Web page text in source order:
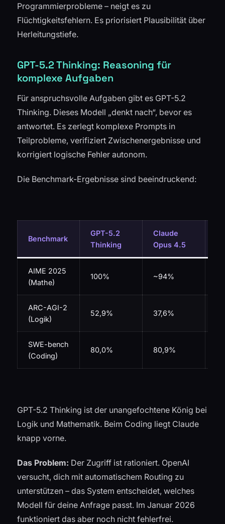
Programmierprobleme – neigt es zu
Flüchtigkeitsfehlern. Es priorisiert Plausibilität über
Herleitungstiefe.
GPT-5.2 Thinking: Reasoning für
komplexe Aufgaben
Für anspruchsvolle Aufgaben gibt es GPT-5.2
Thinking. Dieses Modell „denkt nach“, bevor es
antwortet. Es zerlegt komplexe Prompts in
Teilprobleme, verifiziert Zwischenergebnisse und
korrigiert logische Fehler autonom.
Die Benchmark-Ergebnisse sind beeindruckend:
Benchmark
GPT-5.2
Thinking
Claude
Opus 4.5
AIME 2025
(Mathe)
100% ~94%
ARC-AGI-2
(Logik)
52,9% 37,6%
SWE-bench
(Coding)
80,0% 80,9%
GPT-5.2 Thinking ist der unangefochtene König bei
Logik und Mathematik. Beim Coding liegt Claude
knapp vorne.
Das Problem: Der Zugriff ist rationiert. OpenAI
versucht, dich mit automatischem Routing zu
unterstützen – das System entscheidet, welches
Modell für deine Anfrage passt. Im Januar 2026
funktioniert das aber noch nicht fehlerfrei.